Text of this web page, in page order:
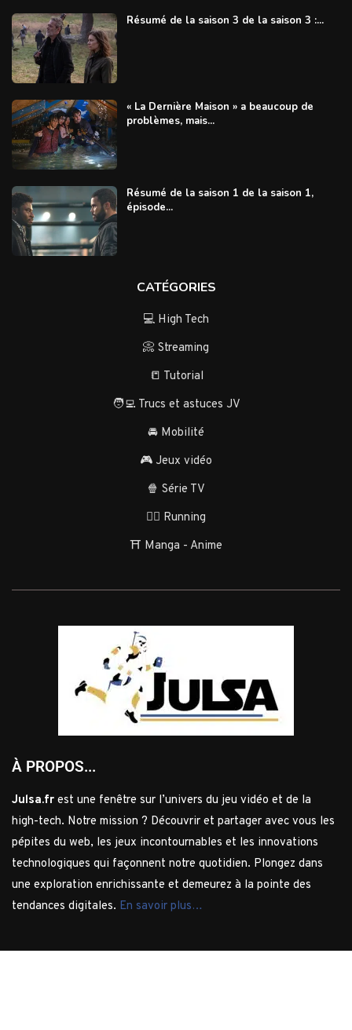
Résumé de la saison 3 de la saison 3 :...
« La Dernière Maison » a beaucoup de
problèmes, mais...
Résumé de la saison 1 de la saison 1,
épisode...
CATÉGORIES
💻 High Tech
📀 Streaming
📒 Tutorial
🧑‍💻 Trucs et astuces JV
🚘 Mobilité
🎮 Jeux vidéo
🍿 Série TV
🏃‍♂️ Running
⛩️ Manga - Anime
À PROPOS...
Julsa.fr est une fenêtre sur l’univers du jeu vidéo et de la
high-tech. Notre mission ? Découvrir et partager avec vous les
pépites du web, les jeux incontournables et les innovations
technologiques qui façonnent notre quotidien. Plongez dans
une exploration enrichissante et demeurez à la pointe des
tendances digitales. En savoir plus…